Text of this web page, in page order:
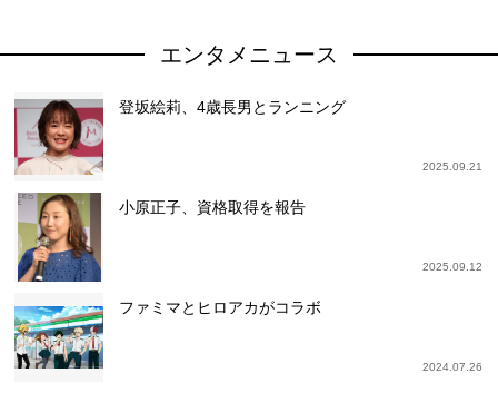
エンタメニュース
登坂絵莉、4歳長男とランニング
2025.09.21
小原正子、資格取得を報告
2025.09.12
ファミマとヒロアカがコラボ
2024.07.26